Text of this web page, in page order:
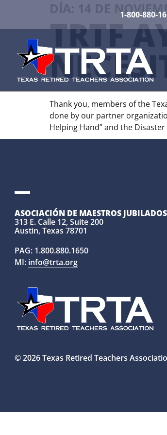
1-800-880-
14 DE
TRTF
Thank you, members of the
done by our partner
Helping Hand” and the
ASOCIACIÓN DE MAESTROS
313 E. Calle 12, Suite 200
Austin, Texas 78701
PAG: 1.800.880.1650
MI: info@trta.org
© 2026 Texas Retired Teachers